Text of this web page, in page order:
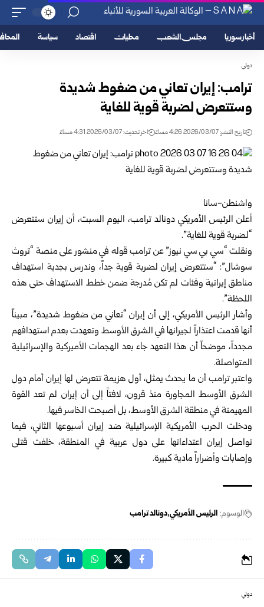
أخبار سوريا مجلس الشعب محليات اقتصاد سياسة
دولي
ترامب: إيران تعاني من ضغوط شديدة
وستتعرض لضربة قوية للغاية
تاريخ النشر: 2026/03/07 4:26 مساءً اخر تحديث: 2026/03/07 4:31 مساءً
واشنطن-سانا
أعلن الرئيس الأمريكي دونالد ترامب، اليوم السبت، أن إيران ستتعرض
“لضربة قوية للغاية”.
ونقلت “سي بي سي نيوز” عن ترامب قوله في منشور على منصة “تروث
سوشال”: “ستتعرض إيران لضربة قوية ⁠جداً، وندرس بجدية ⁠استهداف
مناطق إيرانية وفئات لم تكن مُدرجة ضمن خطط ⁠الاستهداف حتى هذه
⁠اللحظة”.
وأشار الرئيس الأمريكي، إلى أن إيران “تعاني من ضغوط شديدة”، مبيناً
أنها قدمت اعتذاراً لجيرانها في الشرق الأوسط وتعهدت بعدم استهدافهم
مجدداً، موضحاً أن هذا التعهد جاء بعد الهجمات الأميركية والإسرائيلية
المتواصلة.
واعتبر ترامب أن ما يحدث يمثل، أول هزيمة تتعرض لها إيران أمام دول
الشرق الأوسط المجاورة منذ قرون، لافتاً إلى أن إيران لم تعد القوة
المهيمنة في منطقة الشرق الأوسط، بل أصبحت الخاسر فيها.
ودخلت الحرب الأمريكية الإسرائيلية ضد إيران أسبوعها الثاني، فيما
تواصل إيران اعتداءاتها على دول عربية في المنطقة، خلفت قتلى
وإصابات وأضراراً مادية كبيرة.
الوسوم: الرئيس الأمريكي دونالد ترامب
دولي